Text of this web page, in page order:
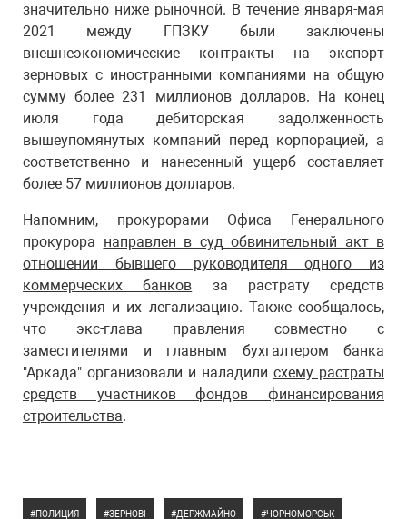
значительно ниже рыночной. В течение января-мая
2021 между ГПЗКУ были заключены
внешнеэкономические контракты на экспорт
зерновых с иностранными компаниями на общую
сумму более 231 миллионов долларов. На конец
июля года дебиторская задолженность
вышеупомянутых компаний перед корпорацией, а
соответственно и нанесенный ущерб составляет
более 57 миллионов долларов.
Напомним, прокурорами Офиса Генерального
прокурора направлен в суд обвинительный акт в
отношении бывшего руководителя одного из
коммерческих банков за растрату средств
учреждения и их легализацию. Также сообщалось,
что экс-глава правления совместно с
заместителями и главным бухгалтером банка
"Аркада" организовали и наладили схему растраты
средств участников фондов финансирования
строительства.
ПОЛИЦИЯ ЗЕРНОВІ ДЕРЖМАЙНО ЧОРНОМОРСЬК